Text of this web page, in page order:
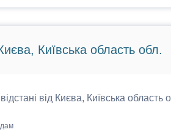
Київська область обл.
від Києва, Київська